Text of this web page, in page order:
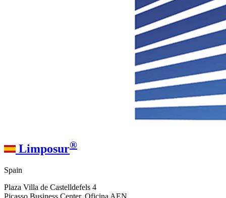
Limposur®
Spain
Plaza Villa de Castelldefels 4
Picasso Business Center, Oficina AEN